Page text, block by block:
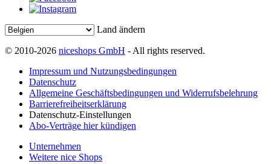
Land ändern
© 2010-2026 niceshops GmbH - All rights reserved.
Impressum und Nutzungsbedingungen
Datenschutz
Allgemeine Geschäftsbedingungen und Widerrufsbelehrung
Barrierefreiheitserklärung
Datenschutz-Einstellungen
Abo-Verträge hier kündigen
Unternehmen
Weitere nice Shops